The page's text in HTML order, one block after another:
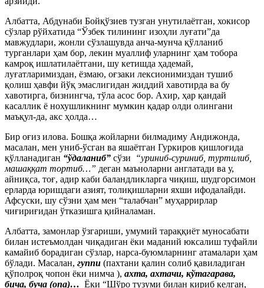
Албатта, Абдунаби Бойқўзиев тузган унутилаётган, хокисор
сўзлар рўйхатида “Ўзбек тилининг изоҳли луғати”да
мавжудлари, жонли сўзлашувда анча-мунча қўлланиб
турганлари ҳам бор, лекин муаллиф уларнинг ҳам тобора
камроқ ишлатилаётгани, шу кетишда ҳадемай,
луғатларимиздан, ёзмаю, оғзаки лексионимиздан тушиб
қолиш ҳавфи йўқ эмаслигидан жиддий хавотирда ва бу
хавотирга, бизнингча, тўла асос бор. Ахир, ҳар қандай
касаллик ё нохушликнинг мумкин қадар олди олингани
маъқул-да, акс ҳолда…
Бир оғиз илова. Бошқа жойларни билмадиму Андижонда,
масалан, мен униб-ўсган ва яшаётган Гуркиров қишлоғида
қўлланадиган “ўдаланиб” сўзи
“уриниб-суриниб, туртилиб,
машаққат тортиб…” деган маъноларни англатади ва у,
айниқса, тоғ, адир каби баландликларга чиқиш, шудгорсимон
ерларда юришдаги азият, толиқишларни яхши ифодалайди.
Афсуски, шу сўзни ҳам мен “талабчан” муҳаррирлар
чиғириғидан ўтказишга қийналаман.
Албатта, замонлар ўзгариши, умумий тараққиёт муносабати
билан истеъмолдан чиқадиган ёки маданий юксалиш туфайли
камайиб борадиган сўзлар, нарса-буюмларнинг атамалари ҳам
бўлади. Масалан, гуппи (пахтани қалин солиб қавиладиган
қўполроқ чопон ёки нимча ), ахта, ахтачи, кўтагарава,
бича, буча (опа)… Ёки “Шўро тузуми билан кириб келган,